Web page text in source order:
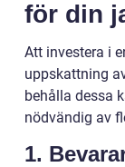
för din
Att investera i
uppskattning
behålla dessa
nödvändig av
1.